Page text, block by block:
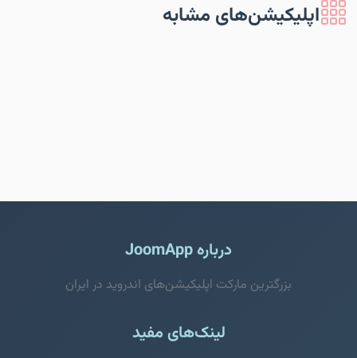
اپلیکیشن‌های مشابه
درباره JoomApp
بزرگترین مارکت اپلیکیشن‌های اندروید در ایران
لینک‌های مفید